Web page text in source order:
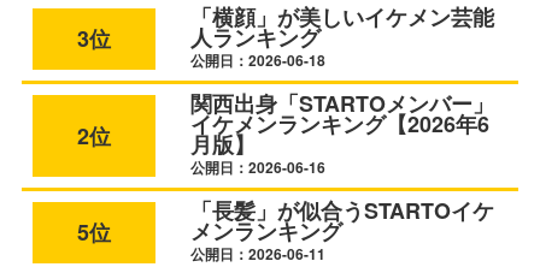
3位
「横顔」が美しいイケメン芸能
人ランキング
公開日：2026-06-18
2位
関西出身「STARTOメンバー」
イケメンランキング【2026年6
月版】
公開日：2026-06-16
5位
「長髪」が似合うSTARTOイケ
メンランキング
公開日：2026-06-11